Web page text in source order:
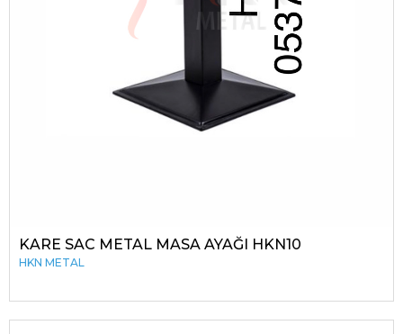
KARE SAC METAL MASA AYAĞI HKN10
HKN METAL